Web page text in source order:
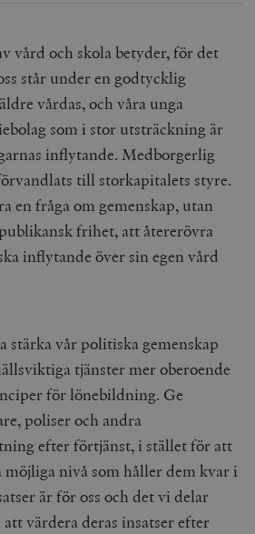
vård och skola betyder, för det
står under en godtycklig
vårdas, och våra unga
som i stor utsträckning är
inflytande. Medborgerlig
till storkapitalets styre.
en fråga om gemenskap, utan
frihet, att återerövra
inflytande över sin egen vård
stärka vår politiska gemenskap
tjänster mer oberoende
för lönebildning. Ge
poliser och andra
efter förtjänst, i stället för att
möjliga nivå som håller dem kvar i
är för oss och det vi delar
värdera deras insatser efter